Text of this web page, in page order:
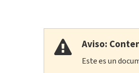
Aviso:
Este es un